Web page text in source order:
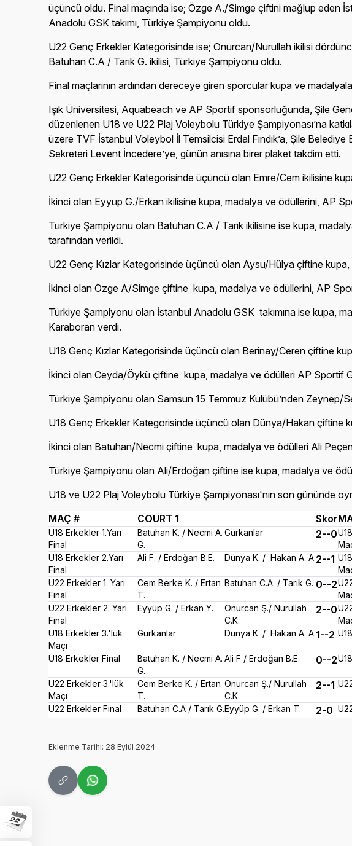
üçüncü oldu. Final maçında ise; Özge A./Simge çiftini mağlup eden
Anadolu GSK takımı, Türkiye Şampiyonu oldu.
U22 Genç Erkekler Kategorisinde ise; Onurcan/Nurullah ikilisi
Batuhan C.A / Tarık G. ikilisi, Türkiye Şampiyonu oldu.
Final maçlarının ardından dereceye giren sporcular kupa ve
Işık Üniversitesi, Aquabeach ve AP Sportif sponsorluğunda, Şile
düzenlenen U18 ve U22 Plaj Voleybolu Türkiye Şampiyonası’na
üzere TVF İstanbul Voleybol İl Temsilcisi Erdal Fındık’a, Şile
Sekreteri Levent İncedere’ye, günün anısına birer plaket takdim etti.
U22 Genç Erkekler Kategorisinde üçüncü olan Emre/Cem ikilisine
İkinci olan Eyyüp G./Erkan ikilisine kupa, madalya ve ödüllerini, AP
Türkiye Şampiyonu olan Batuhan C.A / Tarık ikilisine ise kupa,
tarafından verildi.
U22 Genç Kızlar Kategorisinde üçüncü olan Aysu/Hülya çiftine
İkinci olan Özge A/Simge çiftine kupa, madalya ve ödüllerini, AP
Türkiye Şampiyonu olan İstanbul Anadolu GSK takımına ise kupa,
Karaboran verdi.
U18 Genç Kızlar Kategorisinde üçüncü olan Berinay/Ceren çiftine
İkinci olan Ceyda/Öykü çiftine kupa, madalya ve ödülleri AP Sportif
Türkiye Şampiyonu olan Samsun 15 Temmuz Kulübü’nden Zeynep/
U18 Genç Erkekler Kategorisinde üçüncü olan Dünya/Hakan çiftine
İkinci olan Batuhan/Necmi çiftine kupa, madalya ve ödülleri Ali
Türkiye Şampiyonu olan Ali/Erdoğan çiftine ise kupa, madalya ve
U18 ve U22 Plaj Voleybolu Türkiye Şampiyonası'nın son gününde
MAÇ #
COURT 1 Skor
U18 Erkekler 1.Yarı
Final
Batuhan K. / Necmi A.
G.
Gürkanlar 2--0
U18 Erkekler 2.Yarı
Final
Ali F. / Erdoğan B.E. Dünya K. / Hakan A. A.2--1
U22 Erkekler 1. Yarı
Final
Cem Berke K. / Ertan
T.
Batuhan C.A. / Tarık G. 0--2
U22 Erkekler 2. Yarı
Final
Eyyüp G. / Erkan Y.
Onurcan Ş./ Nurullah
C.K.
2--0
U18 Erkekler 3.'lük
Maçı
Gürkanlar Dünya K. / Hakan A. A.1--2
U18 Erkekler Final
Batuhan K. / Necmi A.
G.
Ali F / Erdoğan B.E. 0--2
U22 Erkekler 3.'lük
Maçı
Cem Berke K. / Ertan
T.
Onurcan Ş./ Nurullah
C.K.
2--1
U22 Erkekler Final Batuhan C.A / Tarık G.Eyyüp G. / Erkan T. 2-0
Eklenme Tarihi: 28 Eylül 2024